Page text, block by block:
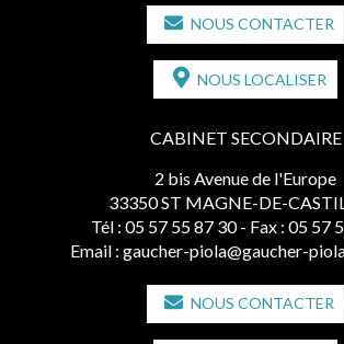
NOUS CONTACTER
NOUS LOCALISER
CABINET SECONDAIRE
2 bis Avenue de l'Europe
33350 ST MAGNE-DE-
Tél : 05 57 55 87 30 - Fax : 05 57
Email : gaucher-piola@gaucher-
NOUS CONTACTER